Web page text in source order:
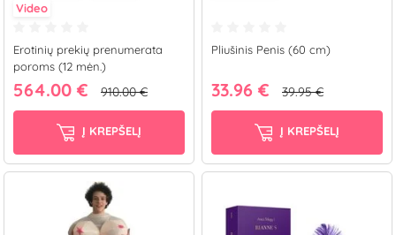
Video
Erotinių prekių prenumerata
poroms (12 mėn.)
564.00 € 910.00 €
Į KREPŠELĮ
Pliušinis Penis (60 cm)
33.96 € 39.95 €
Į KREPŠELĮ